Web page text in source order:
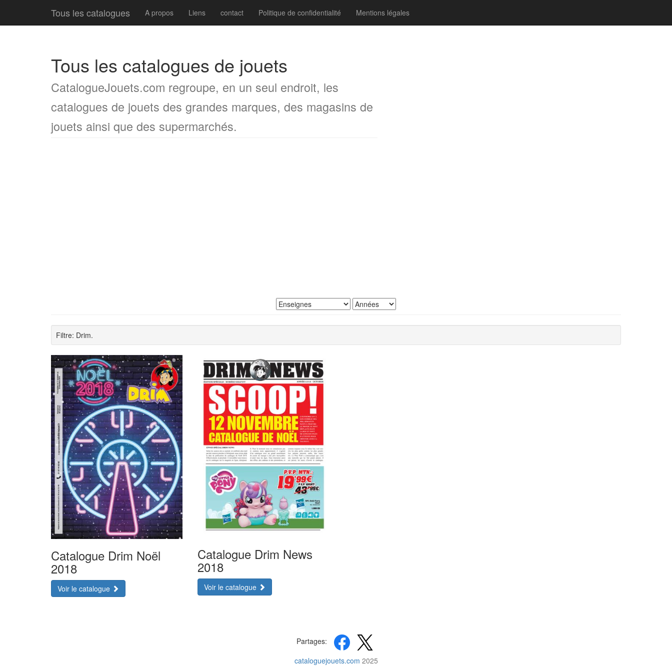
Tous les catalogues A propos Liens contact Politique de confidentialité Mentions légales
Tous les catalogues de jouets
CatalogueJouets.com regroupe, en un seul endroit, les
catalogues de jouets des grandes marques, des magasins de
jouets ainsi que des supermarchés.
Filtre: Drim.
Catalogue Drim Noël
2018
Voir le catalogue
Catalogue Drim News
2018
Voir le catalogue
Partages:
cataloguejouets.com 2025